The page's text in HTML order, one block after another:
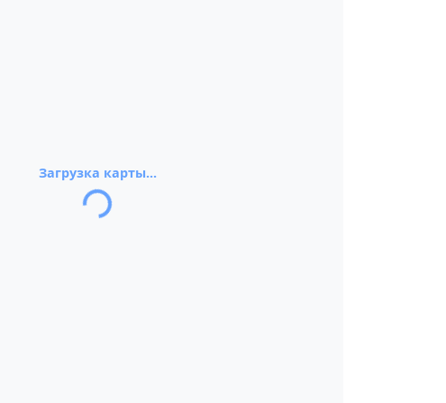
Загрузка карты...